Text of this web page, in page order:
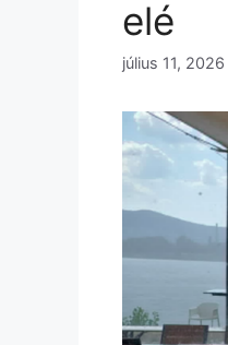
elé
július 11, 2026